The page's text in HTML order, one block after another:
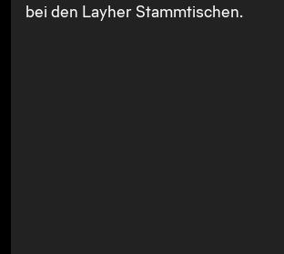
bei den Layher Stammtischen.